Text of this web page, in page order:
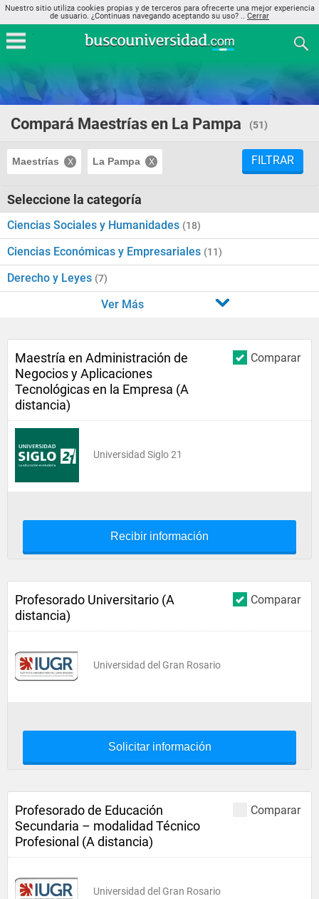
Nuestro sitio utiliza cookies propias y de terceros para ofrecerte una mejor experiencia
de usuario. ¿Continuas navegando aceptando su uso? .. Cerrar
Compará Maestrías en La Pampa (51)
Maestrías La Pampa FILTRAR
Seleccione la categoría
Ciencias Sociales y Humanidades (18)
Ciencias Económicas y Empresariales (11)
Derecho y Leyes (7)
Ver Más
Comparar
Maestría en Administración de
Negocios y Aplicaciones
Tecnológicas en la Empresa (A
distancia)
Universidad Siglo 21
Recibir información
Comparar
Profesorado Universitario (A
distancia)
Universidad del Gran Rosario
Solicitar información
Comparar
Profesorado de Educación
Secundaria – modalidad Técnico
Profesional (A distancia)
Universidad del Gran Rosario